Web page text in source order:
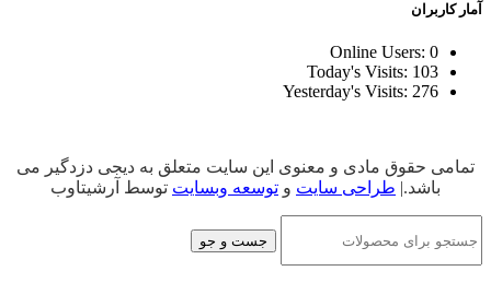
آمار کاربران
Online Users: 0
Today's Visits: 103
Yesterday's Visits: 276
تمامی حقوق مادی و معنوی این سایت متعلق به دیجی دزدگیر می
باشد.| طراحی سایت و توسعه وبسایت توسط آرشیتاوب
جست و جو